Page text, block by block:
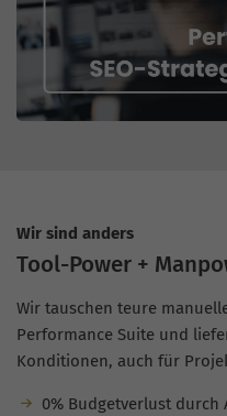
Wir sind anders
Tool-Power +
Wir tauschen teure
Performance Suite und
Konditionen, auch für
0% Budgetverlust durch